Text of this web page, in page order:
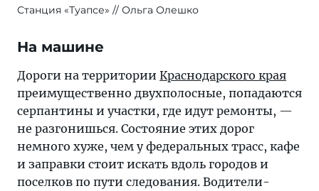
Станция «Туапсе» Ольга Олешко
На машине
Дороги на территории Краснодарского края
преимущественно двухполосные, попадаются
серпантины и участки, где идут ремонты, —
не разгонишься. Состояние этих дорог
немного хуже, чем у федеральных трасс, кафе
и заправки стоит искать вдоль городов и
поселков по пути следования. Водители-